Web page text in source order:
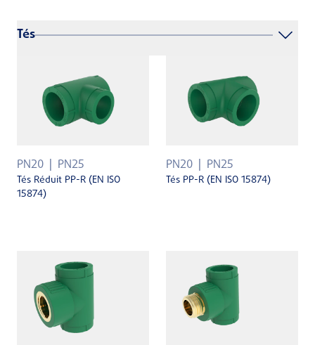
Tés
PN20 PN25
Tés Réduit PP-R (EN ISO
15874)
PN20 PN25
Tés PP-R (EN ISO 15874)